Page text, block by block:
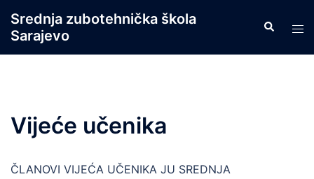
content
Srednja zubotehnička škola
Sarajevo
Search
Vijeće učenika
ČLANOVI VIJEĆA UČENIKA JU SREDNJA